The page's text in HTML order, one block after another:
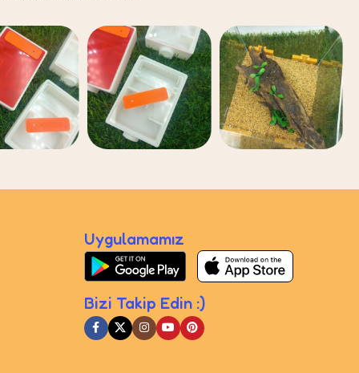
Uygulamamız
Bizi Takip Edin :)